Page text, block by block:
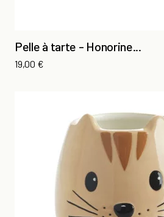
Pelle à tarte - Honorine...
Prix
19,00 €